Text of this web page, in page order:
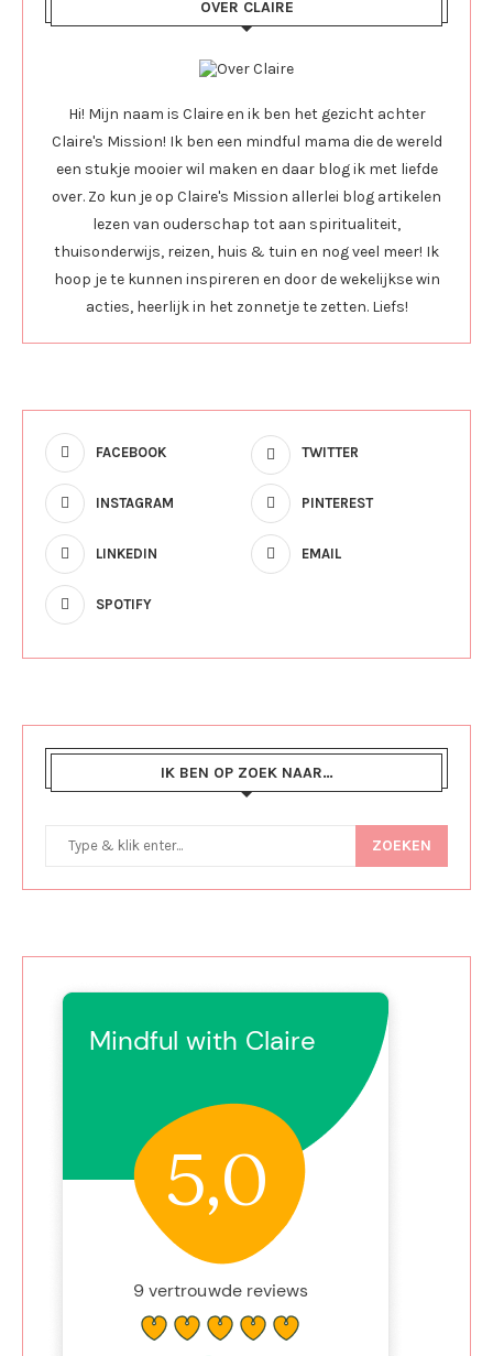
OVER CLAIRE
Hi! Mijn naam is Claire en ik ben het gezicht achter
Claire's Mission! Ik ben een mindful mama die de wereld
een stukje mooier wil maken en daar blog ik met liefde
over. Zo kun je op Claire's Mission allerlei blog artikelen
lezen van ouderschap tot aan spiritualiteit,
thuisonderwijs, reizen, huis & tuin en nog veel meer! Ik
hoop je te kunnen inspireren en door de wekelijkse win
acties, heerlijk in het zonnetje te zetten. Liefs!
FACEBOOK TWITTER
INSTAGRAM PINTEREST
LINKEDIN EMAIL
SPOTIFY
IK BEN OP ZOEK NAAR…
ZOEKEN